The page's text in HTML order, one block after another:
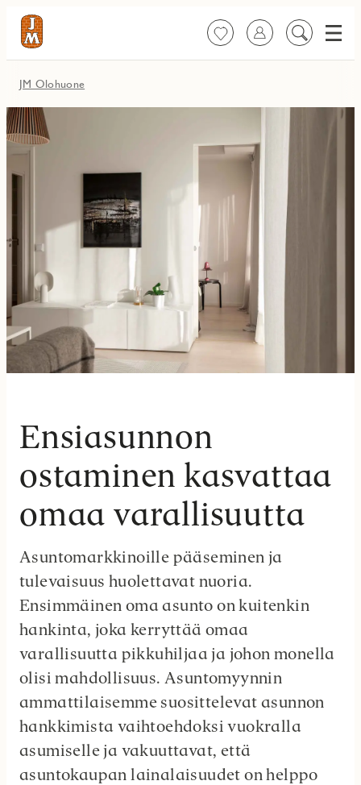
SuosikitKirjaudu sisään
Etsi
JM Olohuone
Ensiasunnon
ostaminen kasvattaa
omaa varallisuutta
Asuntomarkkinoille pääseminen ja
tulevaisuus huolettavat nuoria.
Ensimmäinen oma asunto on kuitenkin
hankinta, joka kerryttää omaa
varallisuutta pikkuhiljaa ja johon monella
olisi mahdollisuus. Asuntomyynnin
ammattilaisemme suosittelevat asunnon
hankkimista vaihtoehdoksi vuokralla
asumiselle ja vakuuttavat, että
asuntokaupan lainalaisuudet on helppo